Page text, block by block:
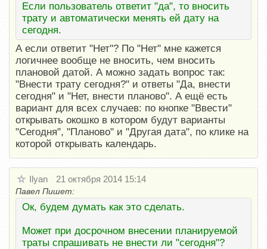
Если пользователь ответит "да", то вносить
трату и автоматически менять ей дату на
сегодня.
А если ответит "Нет"? По "Нет" мне кажется
логичнее вообще не вносить, чем вносить
плановой датой. А можно задать вопрос так:
"Внести трату сегодня?" и ответы "Да, внести
сегодня" и "Нет, внести планово". А ещё есть
вариант для всех случаев: по кнопке "Ввести"
открывать окошко в котором будут варианты
"Сегодня", "Планово" и "Другая дата", по клике на
которой открывать календарь.
Ilyan 21 октября 2014 15:14
Павел Пишет:
Ок, будем думать как это сделать.
Может при досрочном внесении планируемой
траты спрашивать не внести ли "сегодня"?